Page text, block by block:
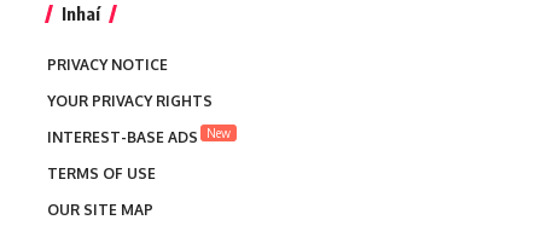
Inhaí
PRIVACY NOTICE
YOUR PRIVACY RIGHTS
INTEREST-BASE ADS
New
TERMS OF USE
OUR SITE MAP